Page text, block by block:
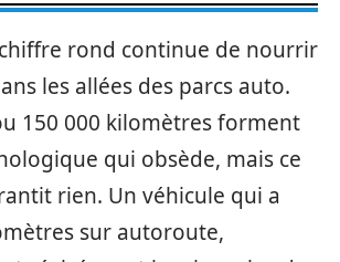
rond continue de nourrir
les allées des parcs auto.
150 000 kilomètres forment
qui obsède, mais ce
rien. Un véhicule qui a
sur autoroute,